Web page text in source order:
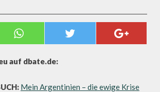
"ARGENTINIEN
DFB-SKANDAL
auf dbate.de:
Mein Argentinien – die ewige Krise